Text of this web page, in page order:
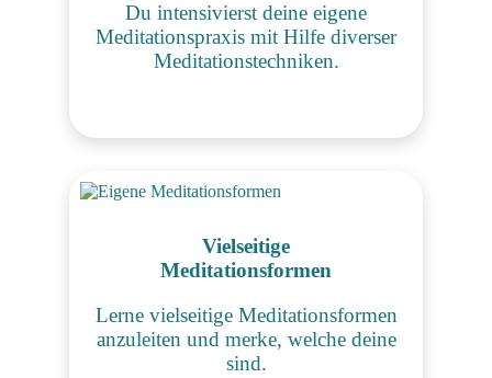
Du intensivierst deine eigene
Meditationspraxis mit Hilfe diverser
Meditationstechniken.
Vielseitige
Meditationsformen
Lerne vielseitige Meditationsformen
anzuleiten und merke, welche deine
sind.